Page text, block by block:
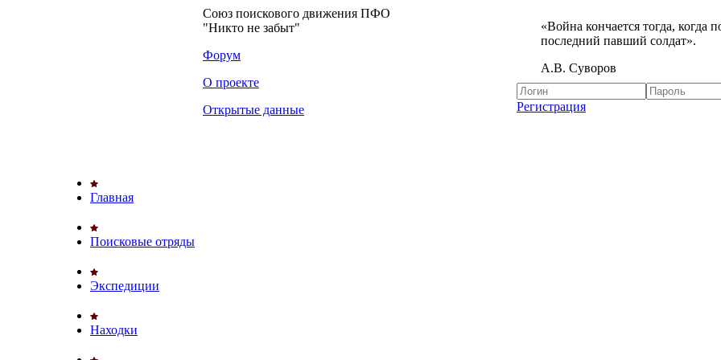
Союз поискового движения ПФО
"Никто не забыт"
Форум
О проекте
Открытые данные
«Война кончается тогда, когда
последний павший солдат».
А.В. Суворов
Регистрация
Главная
Поисковые отряды
Экспедиции
Находки